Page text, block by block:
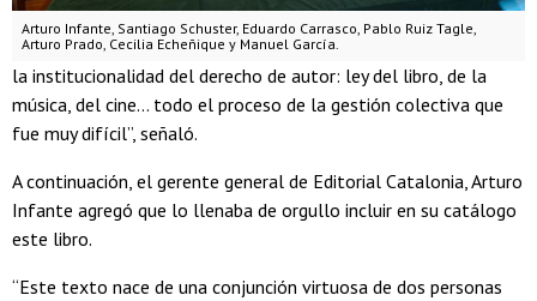
Arturo Infante, Santiago Schuster, Eduardo Carrasco, Pablo Ruiz Tagle,
Arturo Prado, Cecilia Echeñique y Manuel García.
la institucionalidad del derecho de autor: ley del libro, de la
música, del cine… todo el proceso de la gestión colectiva que
fue muy difícil”, señaló.
A continuación, el gerente general de Editorial Catalonia, Arturo
Infante agregó que lo llenaba de orgullo incluir en su catálogo
este libro.
“Este texto nace de una conjunción virtuosa de dos personas